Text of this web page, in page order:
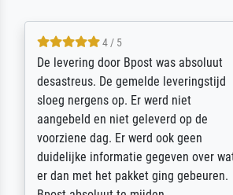
5 / 5
Sehr gute Qualität des Leinwanddrucks
und des Rahmens! Unser Bild wurde
sehr sorgfältig und sicher verpackt, so
dass es unbeschadet bei uns ankam. Es
wird nicht unser letzter Meisterdruck
sein. Vielen Dank!